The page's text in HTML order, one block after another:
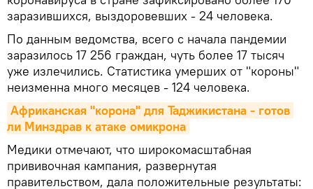
заразившихся, выздоровевших - 24 человека.
По данным ведомства, всего с начала пандемии
заразилось 17 256 граждан, чуть более 17 тысяч
уже излечились. Статистика умерших от "короны"
неизменна много месяцев - 124 человека.
Африканская "корона" для Таджикистана - готов
ли Минздрав к атаке омикрона
Медики отмечают, что широкомасштабная
прививочная кампания, развернутая
правительством, дала положительные результаты: